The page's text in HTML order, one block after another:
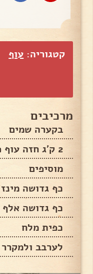
קטגוריה: עוף
מרכיבים
בקערה שמים
2 ק'ג חזה עוף פרוס
מוסיפים
כף גדושה מינז
כף גדושה אלף
כפית מלח
לערבב